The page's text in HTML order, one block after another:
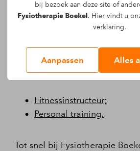
bij bezoek aan deze site of
Fysiotherapie Boekel . Hier vindt u
verklaring.
Aanpassen Alles
Hallo, mijn naam is Marlou van
ben actief als fitnessinstructeur
Mijn specialisme en
Fitnessinstructeur;
Personal training.
Tot snel bij Fysiotherapie